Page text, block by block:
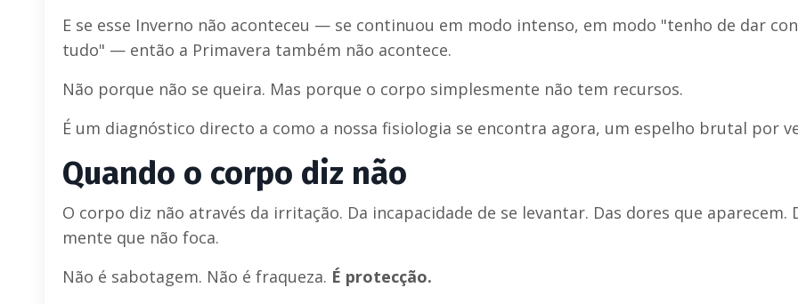
E se esse Inverno não aconteceu — se continuou em modo intenso, em modo "tenho de dar
tudo" — então a Primavera também não acontece.
Não porque não se queira. Mas porque o corpo simplesmente não tem recursos.
É um diagnóstico directo a como a nossa fisiologia se encontra agora, um espelho brutal por
Quando o corpo diz não
O corpo diz não através da irritação. Da incapacidade de se levantar. Das dores que aparecem.
mente que não foca.
Não é sabotagem. Não é fraqueza. É protecção.